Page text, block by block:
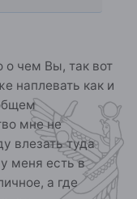
о чем Вы, так вот
наплевать как и
мне не
влезать туда
меня есть в
а где